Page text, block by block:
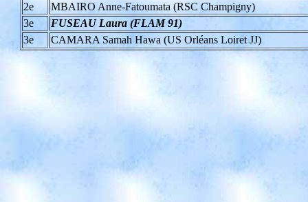
2e
MBAIRO Anne-Fatoumata (RSC Champigny)
3e
FUSEAU Laura (FLAM 91)
3e
CAMARA Samah Hawa (US Orléans Loiret JJ)